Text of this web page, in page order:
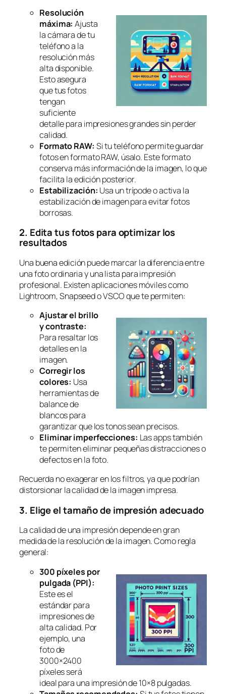
Resolución
máxima: Ajusta
la cámara de tu
teléfono a la
resolución más
alta disponible.
Esto asegura
que tus fotos
tengan
suficiente
detalle para impresiones grandes sin perder
calidad.
Formato RAW: Si tu teléfono permite guardar
fotos en formato RAW, úsalo. Este formato
conserva más información de la imagen, lo que
facilita la edición posterior.
Estabilización: Usa un trípode o activa la
estabilización de imagen para evitar fotos
borrosas.
2. Edita tus fotos para optimizar los
resultados
Una buena edición puede marcar la diferencia entre
una foto ordinaria y una lista para impresión
profesional. Existen aplicaciones móviles como
Lightroom, Snapseed o VSCO que te permiten:
Ajustar el brillo
y contraste:
Para resaltar los
detalles en la
imagen.
Corregir los
colores: Usa
herramientas de
balance de
blancos para
garantizar que los tonos sean precisos.
Eliminar imperfecciones: Las apps también
te permiten eliminar pequeñas distracciones o
defectos en la foto.
Recuerda no exagerar en los filtros, ya que podrían
distorsionar la calidad de la imagen impresa.
3. Elige el tamaño de impresión adecuado
La calidad de una impresión depende en gran
medida de la resolución de la imagen. Como regla
general:
300 píxeles por
pulgada (PPI):
Este es el
estándar para
impresiones de
alta calidad. Por
ejemplo, una
foto de
3000×2400
píxeles será
ideal para una impresión de 10×8 pulgadas.